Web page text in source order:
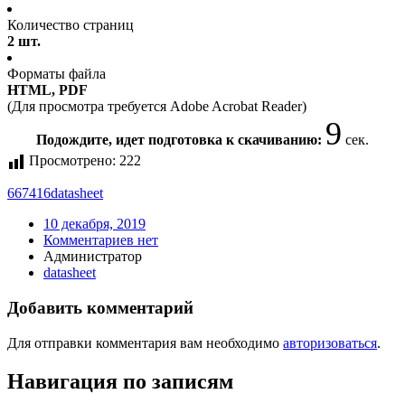
Количество страниц
2 шт.
Форматы файла
HTML, PDF
(Для просмотра требуется Adobe Acrobat Reader)
Подождите, идет подготовка к скачиванию: 8 сек.
Просмотрено: 222
667416datasheet
10 декабря, 2019
Комментариев нет
Администратор
datasheet
Добавить комментарий
Для отправки комментария вам необходимо авторизоваться.
Навигация по записям